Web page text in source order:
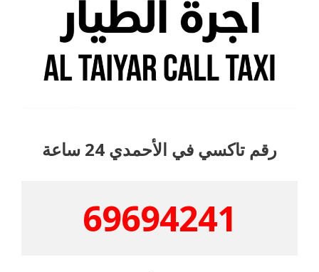
رقم تاكسي في الأحمدي 24 ساعة
69694241